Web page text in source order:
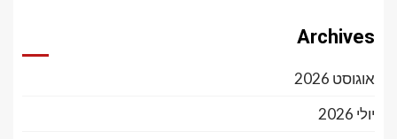
Archives
אוגוסט 2026
יולי 2026